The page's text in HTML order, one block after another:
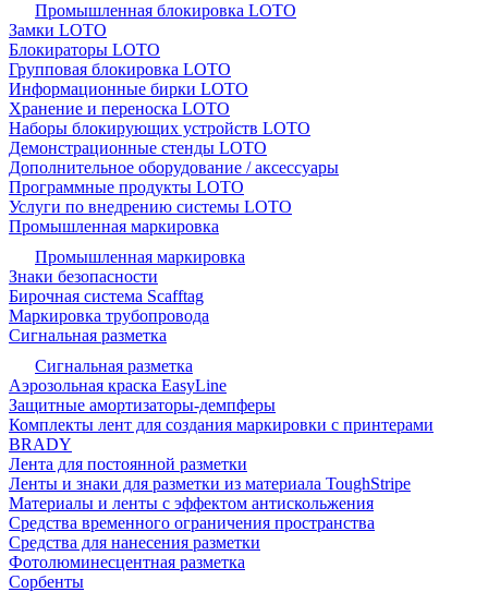
Промышленная блокировка LOTO
Замки LOTO
Блокираторы LOTO
Групповая блокировка LOTO
Информационные бирки LOTO
Хранение и переноска LOTO
Наборы блокирующих устройств LOTO
Демонстрационные стенды LOTO
Дополнительное оборудование / аксессуары
Программные продукты LOTO
Услуги по внедрению системы LOTO
Промышленная маркировка
Промышленная маркировка
Знаки безопасности
Бирочная система Scafftag
Маркировка трубопровода
Сигнальная разметка
Сигнальная разметка
Аэрозольная краска EasyLine
Защитные амортизаторы-демпферы
Комплекты лент для создания маркировки с принтерами
BRADY
Лента для постоянной разметки
Ленты и знаки для разметки из материала ToughStripe
Материалы и ленты с эффектом антискольжения
Средства временного ограничения пространства
Средства для нанесения разметки
Фотолюминесцентная разметка
Сорбенты